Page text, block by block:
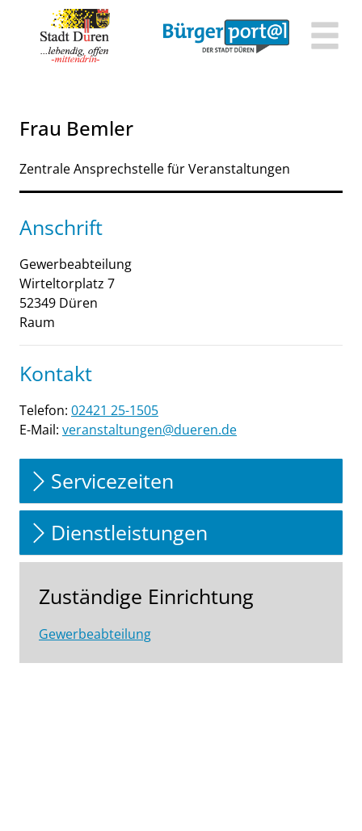
Zum Hauptinhalt springen
Zum Header
Zum Hauptinhalt
Zum Footer
Frau Bemler
Zentrale Ansprechstelle für Veranstaltungen
Anschrift
Gewerbeabteilung
Wirteltorplatz 7
52349 Düren
Raum
Kontakt
Telefon: 02421 25-1505
E-Mail: veranstaltungen@dueren.de
Servicezeiten
Dienstleistungen
Zuständige Einrichtung
Gewerbeabteilung